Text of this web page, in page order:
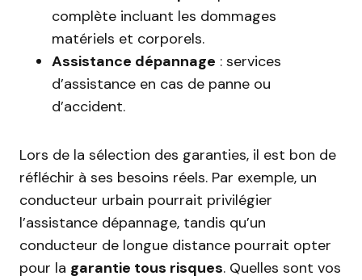
complète incluant les dommages
matériels et corporels.
Assistance dépannage : services
d’assistance en cas de panne ou
d’accident.
Lors de la sélection des garanties, il est bon de
réfléchir à ses besoins réels. Par exemple, un
conducteur urbain pourrait privilégier
l’assistance dépannage, tandis qu’un
conducteur de longue distance pourrait opter
pour la garantie tous risques. Quelles sont vos